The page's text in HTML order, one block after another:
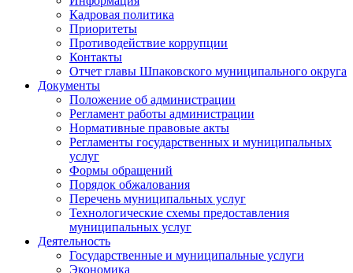
Кадровая политика
Приоритеты
Противодействие коррупции
Контакты
Отчет главы Шпаковского муниципального округа
Документы
Положение об администрации
Регламент работы администрации
Нормативные правовые акты
Регламенты государственных и муниципальных
услуг
Формы обращений
Порядок обжалования
Перечень муниципальных услуг
Технологические схемы предоставления
муниципальных услуг
Деятельность
Государственные и муниципальные услуги
Экономика